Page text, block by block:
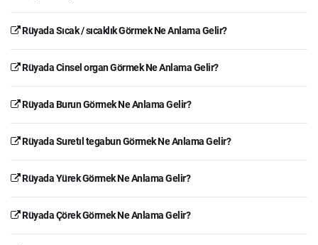
Rüyada Sıcak / sıcaklık Görmek Ne Anlama Gelir?
Rüyada Cinsel organ Görmek Ne Anlama Gelir?
Rüyada Burun Görmek Ne Anlama Gelir?
Rüyada Suretıl tegabun Görmek Ne Anlama Gelir?
Rüyada Yürek Görmek Ne Anlama Gelir?
Rüyada Çörek Görmek Ne Anlama Gelir?